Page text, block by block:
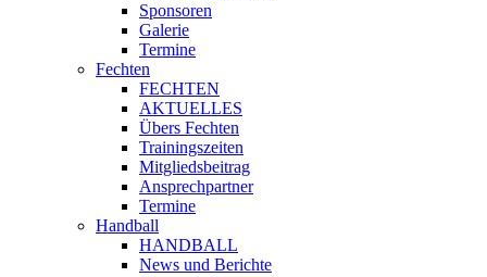
Sponsoren
Galerie
Termine
Fechten
FECHTEN
AKTUELLES
Übers Fechten
Trainingszeiten
Mitgliedsbeitrag
Ansprechpartner
Termine
Handball
HANDBALL
News und Berichte